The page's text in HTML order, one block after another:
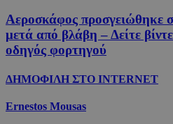
Αεροσκάφος προσγειώθηκε
μετά από βλάβη – Δείτε
οδηγός φορτηγού
ΔΗΜΟΦΙΛΗ ΣΤΟ INTERNET
Ernestos Mousas